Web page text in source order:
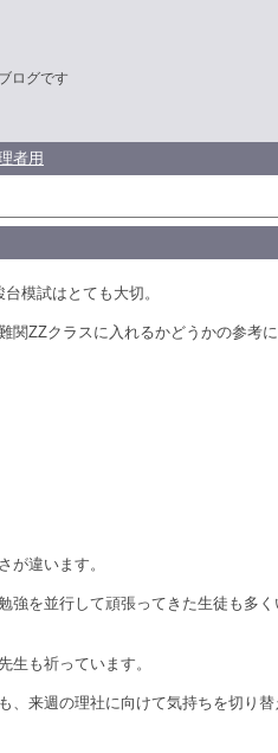
ログです
者用
模試はとても大切。
関ZZクラスに入れるかどうかの参考
が違います。
強を並行して頑張ってきた生徒も多く
生も祈っています。
、来週の理社に向けて気持ちを切り替